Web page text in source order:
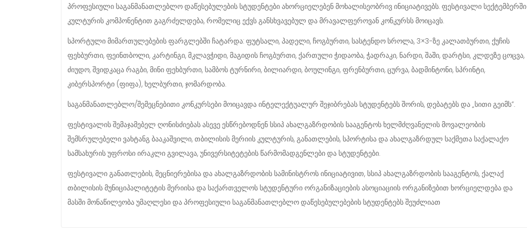
პროფესიული საგანმანათლებლო დაწესებულების სტუდენტები ახორციელებენ მოხალისეობრივ ინიციატივებს. ფესტივალი სექტემბერში
კულტურის კომპონენტით გაგრძელდება, რომელიც ექვს განსხვავებულ და მრავალფეროვან კონკურსს მოიცავს.
სპორტული მიმართულებების ფარგლებში ჩატარდა: ფუტსალი, პადელი, ჩოგბურთი, სასტენდო სროლა, 3×3-ზე კალათბურთი, ქუჩის
ფეხბურთი, ფეინთბოლი, კარტინგი, მკლავჭიდი, მაგიდის ჩოგბურთი, ქართული ჭიდაობა, ჭადრაკი, ნარდი, შაში, დარტსი, კლდეზე ცოცვა,
ძიუდო, შვიდკაცა რაგბი, მინი ფეხბურთი, სამბოს ტურნირი, ბილიარდი, ბოულინგი, ფრენბურთი, ცურვა, ბადმინტონი, სპრინტი,
კიბერსპორტი (ფიფა), ხელბურთი, ჯომარდობა.
საგანმანათლებლო/შემეცნებითი კონკურსები მოიცავდა ინტელექტუალურ შეჯიბრებას სტუდენტებს შორის, დებატებს და „სითი გეიმს“.
ფესტივალის შემაჯამებელ ღონისძიებას ასევე ესწრებოდნენ სსიპ ახალგაზრდობის სააგენტოს ხელმძღვანელის მოვალეობის
შემსრულებელი ვახტანგ ბააკაშვილი, თბილისის მერიის კულტურის, განათლების, სპორტისა და ახალგაზრდულ საქმეთა საქალაქო
სამსახურის უფროსი ირაკლი გვილავა, უნივერსიტეტების წარმომადგენლები და სტუდენტები.
ფესტივალი განათლების, მეცნიერებისა და ახალგაზრდობის სამინისტროს ინიციატივით, სსიპ ახალგაზრდობის სააგენტოს, ქალაქ
თბილისის მუნიციპალიტეტის მერიისა და საქართველოს სტუდენტური ორგანიზაციების ასოციაციის ორგანიზებით ხორციელდება და
მასში მონაწილეობა უმაღლესი და პროფესიული საგანმანათლებლო დაწესებულებების სტუდენტებს შეუძლიათ